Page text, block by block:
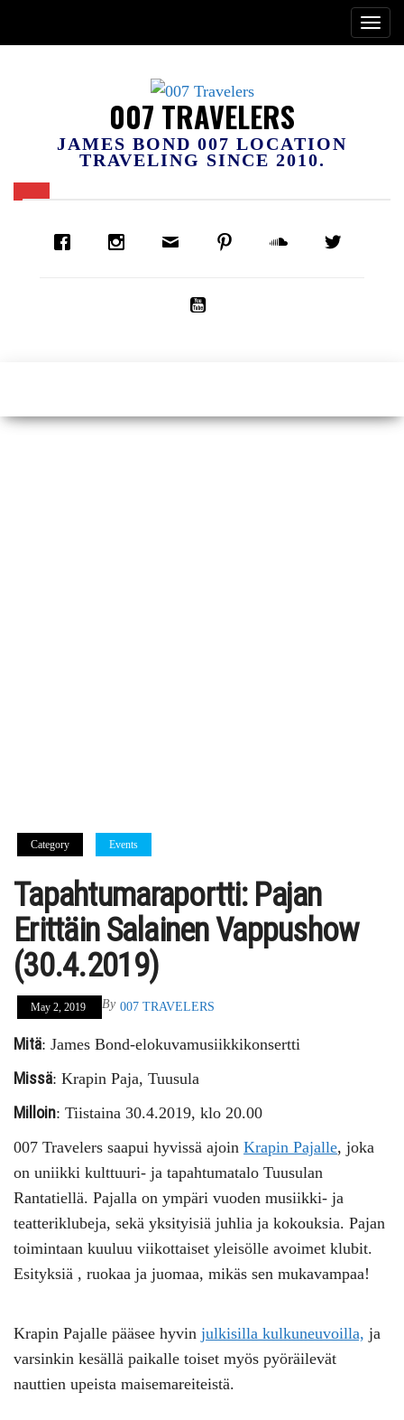
007 TRAVELERS
JAMES BOND 007 LOCATION
TRAVELING SINCE 2010.
Category Events
Tapahtumaraportti: Pajan
Erittäin Salainen Vappushow
(30.4.2019)
May 2, 2019 By 007 TRAVELERS
Mitä: James Bond-elokuvamusiikkikonsertti
Missä: Krapin Paja, Tuusula
Milloin: Tiistaina 30.4.2019, klo 20.00
007 Travelers saapui hyvissä ajoin Krapin Pajalle, joka
on uniikki kulttuuri- ja tapahtumatalo Tuusulan
Rantatiellä. Pajalla on ympäri vuoden musiikki- ja
teatteriklubeja, sekä yksityisiä juhlia ja kokouksia. Pajan
toimintaan kuuluu viikottaiset yleisölle avoimet klubit.
Esityksiä , ruokaa ja juomaa, mikäs sen mukavampaa!
Krapin Pajalle pääsee hyvin julkisilla kulkuneuvoilla, ja
varsinkin kesällä paikalle toiset myös pyöräilevät
nauttien upeista maisemareiteistä.